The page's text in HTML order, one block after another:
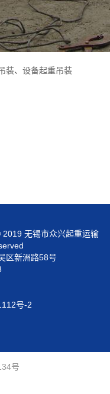
装、 设备起重吊装
无锡市众兴起重运输
区新洲路58号
号-2
号